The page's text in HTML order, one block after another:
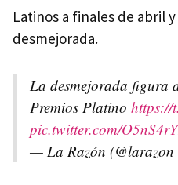
Latinos a finales de abril
desmejorada.
La desmejorada figura
Premios Platino https://
pic.twitter.com/
— La Razón